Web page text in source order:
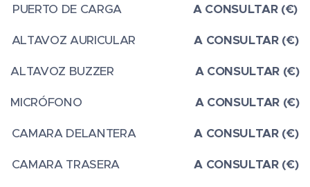
PUERTO DE CARGA A CONSULTAR (€)
ALTAVOZ AURICULARA CONSULTAR (€)
ALTAVOZ BUZZER A CONSULTAR (€)
MICRÓFONO A CONSULTAR (€)
CAMARA DELANTERAA CONSULTAR (€)
CAMARA TRASERAA CONSULTAR (€)